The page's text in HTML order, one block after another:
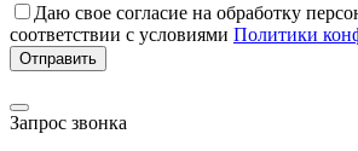
Даю свое согласие на обработку
соответствии с условиями Политики
Запрос звонка